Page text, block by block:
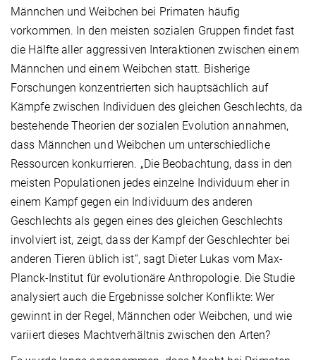
Männchen und Weibchen bei Primaten häufig
vorkommen. In den meisten sozialen Gruppen findet fast
die Hälfte aller aggressiven Interaktionen zwischen einem
Männchen und einem Weibchen statt. Bisherige
Forschungen konzentrierten sich hauptsächlich auf
Kämpfe zwischen Individuen des gleichen Geschlechts, da
bestehende Theorien der sozialen Evolution annahmen,
dass Männchen und Weibchen um unterschiedliche
Ressourcen konkurrieren. „Die Beobachtung, dass in den
meisten Populationen jedes einzelne Individuum eher in
einem Kampf gegen ein Individuum des anderen
Geschlechts als gegen eines des gleichen Geschlechts
involviert ist, zeigt, dass der Kampf der Geschlechter bei
anderen Tieren üblich ist“, sagt Dieter Lukas vom Max-
Planck-Institut für evolutionäre Anthropologie. Die Studie
analysiert auch die Ergebnisse solcher Konflikte: Wer
gewinnt in der Regel, Männchen oder Weibchen, und wie
variiert dieses Machtverhältnis zwischen den Arten?